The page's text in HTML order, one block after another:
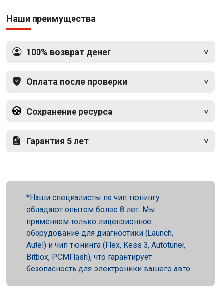
Наши преимущества
100% возврат денег
Оплата после проверки
Сохранение ресурса
Гарантия 5 лет
Наши специалисты по чип тюнингу
обладают опытом более 8 лет. Мы
применяем только лицензионное
оборудование для диагностики (Launch,
Autel) и чип тюнинга (Flex, Kess 3, Autotuner,
Bitbox, PCMFlash), что гарантирует
безопасность для электроники вашего авто.